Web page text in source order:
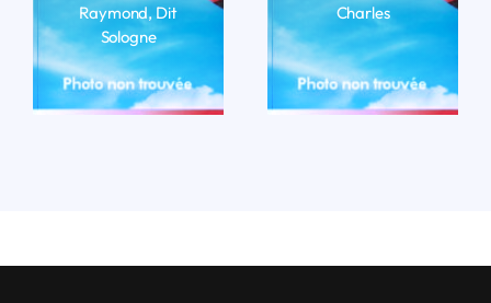
Raymond, Dit
Sologne
LIRE LA BIO
Charles
LIRE LA BIO